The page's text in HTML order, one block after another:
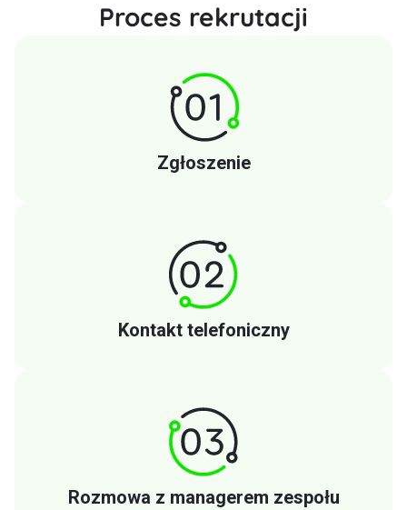
Proces rekrutacji
Zgłoszenie
Kontakt telefoniczny
Rozmowa z managerem zespołu